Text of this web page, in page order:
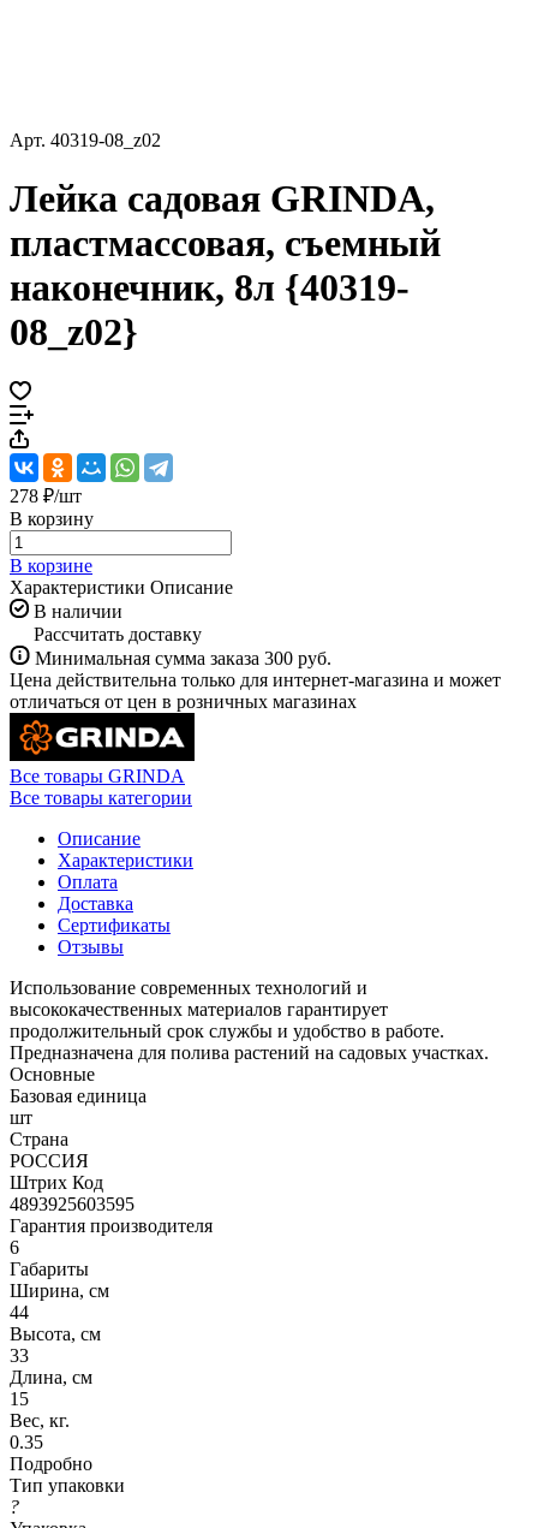
Арт. 40319-08_z02
Лейка садовая GRINDA,
пластмассовая, съемный
наконечник, 8л {40319-
08_z02}
278 ₽/шт
В корзину
В корзине
Характеристики Описание
В наличии
Рассчитать доставку
Минимальная сумма заказа 300 руб.
Цена действительна только для интернет-магазина и может
отличаться от цен в розничных магазинах
Все товары GRINDA
Все товары категории
Описание
Характеристики
Оплата
Доставка
Сертификаты
Отзывы
Использование современных технологий и
высококачественных материалов гарантирует
продолжительный срок службы и удобство в работе.
Предназначена для полива растений на садовых участках.
Основные
Базовая единица
шт
Страна
РОССИЯ
Штрих Код
4893925603595
Гарантия производителя
6
Габариты
Ширина, см
44
Высота, см
33
Длина, см
15
Вес, кг.
0.35
Подробно
Тип упаковки
?